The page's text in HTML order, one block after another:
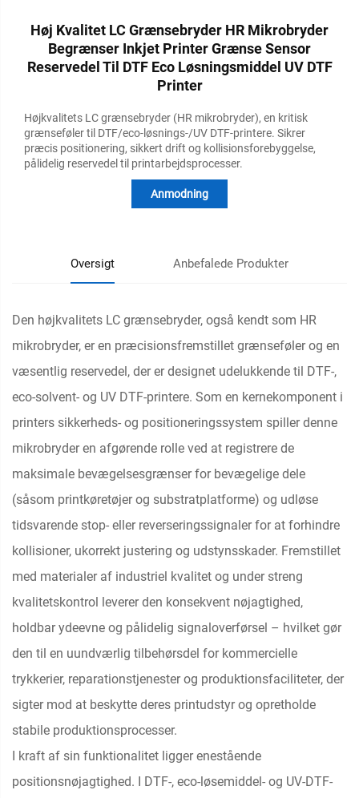
Høj Kvalitet LC Grænsebryder HR Mikrobryder
Begrænser Inkjet Printer Grænse Sensor
Reservedel Til DTF Eco Løsningsmiddel UV DTF
Printer
Højkvalitets LC grænsebryder (HR mikrobryder), en kritisk
grænseføler til DTF/eco-løsnings-/UV DTF-printere. Sikrer
præcis positionering, sikkert drift og kollisionsforebyggelse,
pålidelig reservedel til printarbejdsprocesser.
Anmodning
Oversigt Anbefalede Produkter
Den højkvalitets LC grænsebryder, også kendt som HR
mikrobryder, er en præcisionsfremstillet grænseføler og en
væsentlig reservedel, der er designet udelukkende til DTF-,
eco-solvent- og UV DTF-printere. Som en kernekomponent i
printers sikkerheds- og positioneringssystem spiller denne
mikrobryder en afgørende rolle ved at registrere de
maksimale bevægelsesgrænser for bevægelige dele
(såsom printkøretøjer og substratplatforme) og udløse
tidsvarende stop- eller reverseringssignaler for at forhindre
kollisioner, ukorrekt justering og udstynsskader. Fremstillet
med materialer af industriel kvalitet og under streng
kvalitetskontrol leverer den konsekvent nøjagtighed,
holdbar ydeevne og pålidelig signaloverførsel – hvilket gør
den til en uundværlig tilbehørsdel for kommercielle
trykkerier, reparationstjenester og produktionsfaciliteter, der
sigter mod at beskytte deres printudstyr og opretholde
stabile produktionsprocesser.
I kraft af sin funktionalitet ligger enestående
positionsnøjagtighed. I DTF-, eco-løsemiddel- og UV-DTF-